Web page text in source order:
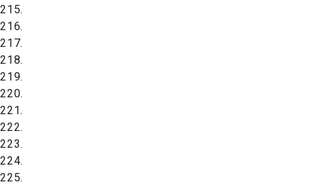
215.
216.
217.
218.
219.
220.
221.
222.
223.
224.
225.